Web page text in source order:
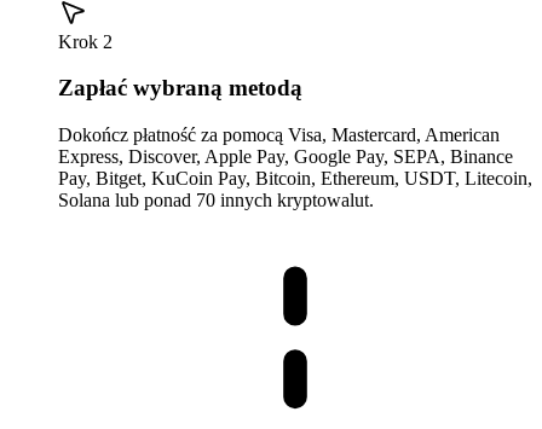
Krok 2
Zapłać wybraną metodą
Dokończ płatność za pomocą Visa, Mastercard, American
Express, Discover, Apple Pay, Google Pay, SEPA, Binance
Pay, Bitget, KuCoin Pay, Bitcoin, Ethereum, USDT, Litecoin,
Solana lub ponad 70 innych kryptowalut.